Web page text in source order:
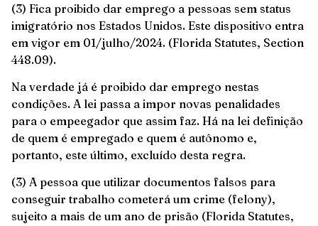
(3) Fica proibido dar emprego a pessoas sem status
imigratório nos Estados Unidos. Este dispositivo entra
em vigor em 01/julho/2024. (Florida Statutes, Section
448.09).
Na verdade já é proibido dar emprego nestas
condições. A lei passa a impor novas penalidades
para o empeegador que assim faz. Há na lei definição
de quem é empregado e quem é autônomo e,
portanto, este último, excluído desta regra.
(3) A pessoa que utilizar documentos falsos para
conseguir trabalho cometerá um crime (felony),
sujeito a mais de um ano de prisão (Florida Statutes,